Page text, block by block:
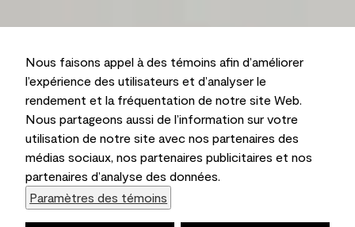
Nous faisons appel à des témoins afin d’améliorer
l’expérience des utilisateurs et d’analyser le
rendement et la fréquentation de notre site Web.
Nous partageons aussi de l’information sur votre
utilisation de notre site avec nos partenaires des
médias sociaux, nos partenaires publicitaires et nos
partenaires d’analyse des données.
Paramètres des témoins